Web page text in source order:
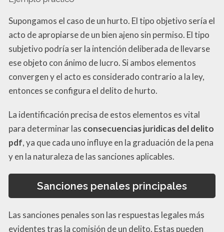
Supongamos el caso de un hurto. El tipo objetivo sería el
acto de apropiarse de un bien ajeno sin permiso. El tipo
subjetivo podría ser la intención deliberada de llevarse
ese objeto con ánimo de lucro. Si ambos elementos
convergen y el acto es considerado contrario a la ley,
entonces se configura el delito de hurto.
La identificación precisa de estos elementos es vital
para determinar las consecuencias juridicas del delito
pdf, ya que cada uno influye en la graduación de la pena
y en la naturaleza de las sanciones aplicables.
Sanciones penales principales
Las sanciones penales son las respuestas legales más
evidentes tras la comisión de un delito. Estas pueden